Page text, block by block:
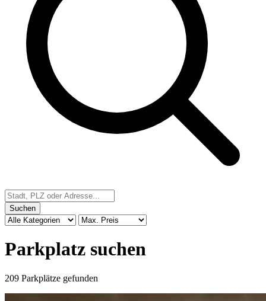
Suchen
Parkplatz suchen
209 Parkplätze gefunden